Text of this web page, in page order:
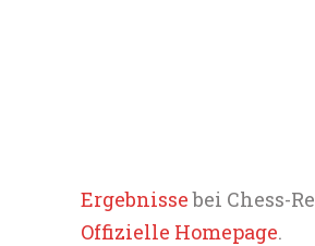
Ergebnissebei Chess-
Offizielle Homepage.